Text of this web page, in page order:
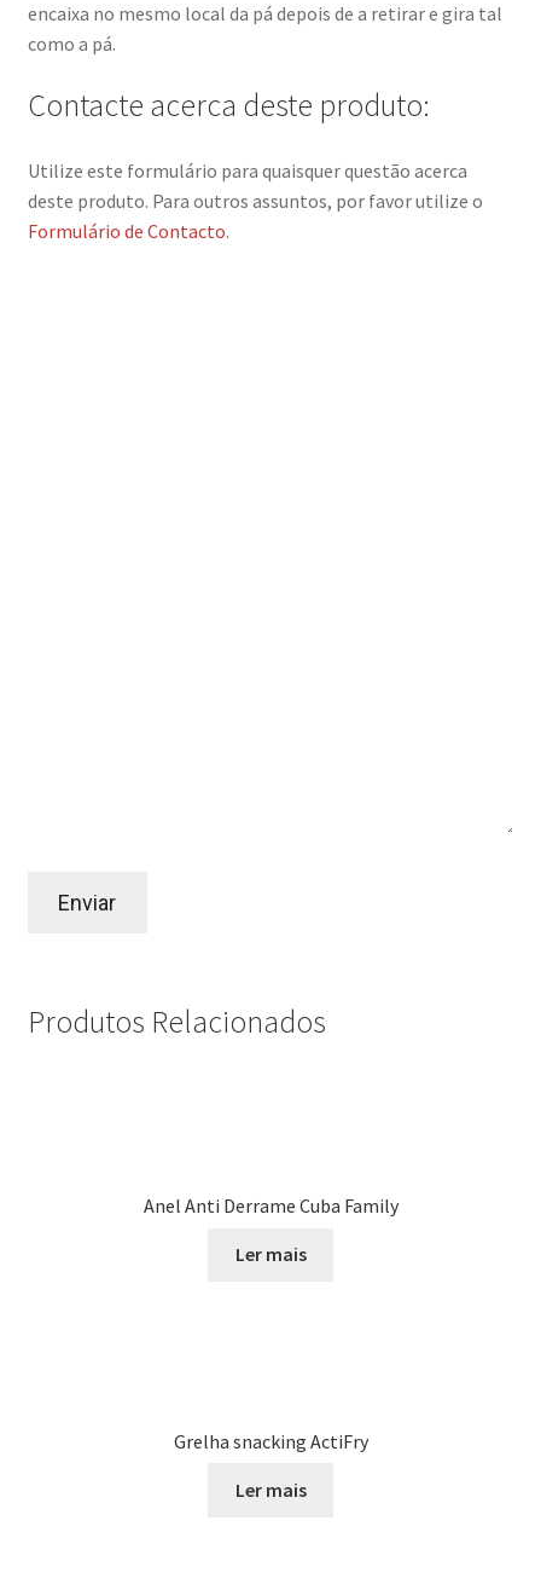
encaixa no mesmo local da pá depois de a retirar e gira tal
como a pá.
Contacte acerca deste produto:
Utilize este formulário para quaisquer questão acerca
deste produto. Para outros assuntos, por favor utilize o
Formulário de Contacto.
Produtos Relacionados
Anel Anti Derrame Cuba Family
Ler mais
Grelha snacking ActiFry
Ler mais